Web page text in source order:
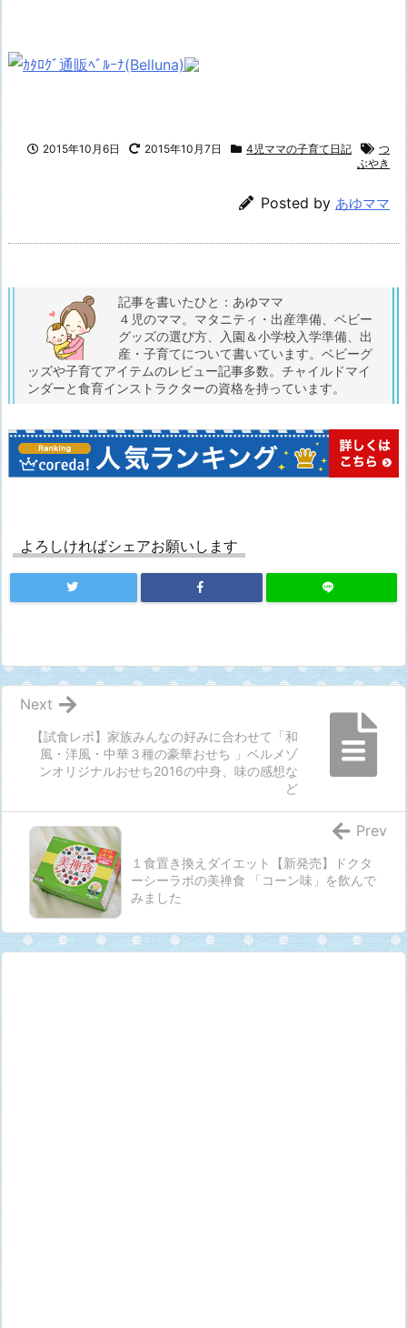
2015年10月6日 2015年10月7日 4児ママの子育て日記
つ
ぶやき
Posted by あゆママ
記事を書いたひと：あゆママ
４児のママ。マタニティ・出産準備、ベビー
グッズの選び方、入園＆小学校入学準備、出
産・子育てについて書いています。ベビーグ
ッズや子育てアイテムのレビュー記事多数。チャイルドマイ
ンダーと食育インストラクターの資格を持っています。
よろしければシェアお願いします
【試食レポ】家族みんなの好みに合わせて「和
風・洋風・中華３種の豪華おせち 」ベルメゾ
ンオリジナルおせち2016の中身、味の感想な
ど
Next
１食置き換えダイエット【新発売】ドクタ
ーシーラボの美禅食 「コーン味」を飲んで
みました
Prev